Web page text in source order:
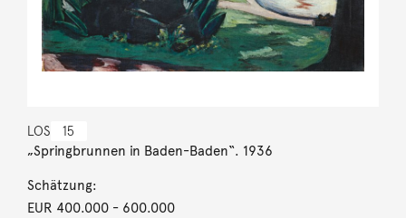
LOS 15
„Springbrunnen in Baden-Baden“. 1936
Schätzung:
EUR 400.000- 600.000